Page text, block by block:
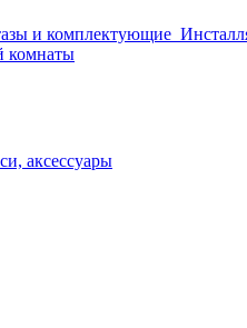
и комплектующие
комнаты
аксессуары